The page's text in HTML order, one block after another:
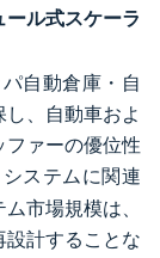
ル式スケーラ
自動倉庫・自
、自動車およ
ァーの優位性
ステムに関連
市場規模は、
計することな